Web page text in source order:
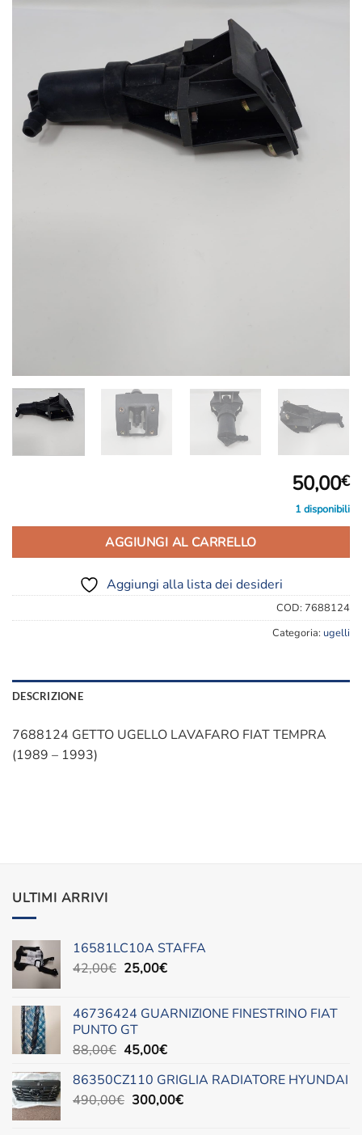
50,00€
1 disponibili
AGGIUNGI AL CARRELLO
Aggiungi alla lista dei desideri
COD: 7688124
Categoria: ugelli
DESCRIZIONE
7688124 GETTO UGELLO LAVAFARO FIAT TEMPRA
(1989 – 1993)
ULTIMI ARRIVI
16581LC10A STAFFA
42,00€ Il
era:
42,00€.
25,00€Il
è:
46736424 GUARNIZIONE FINESTRINO FIAT
PUNTO GT
88,00€ Il
originale
era:
45,00€Il
attuale
è:
86350CZ110 GRIGLIA RADIATORE HYUNDAI
490,00€ Il
300,00€Il